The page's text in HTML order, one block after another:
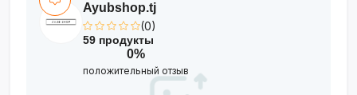
Ayubshop.tj
(0)
59 продукты
0%
положительный отзыв